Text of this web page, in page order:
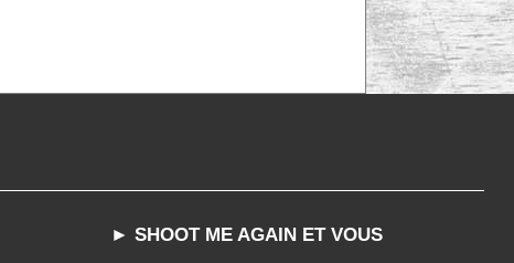
► SHOOT ME AGAIN ET VOUS